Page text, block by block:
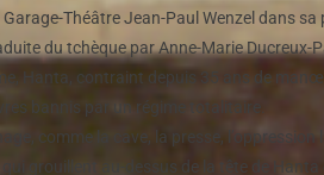
Théâtre Jean-Paul Wenzel dans
du tchèque par Anne-Marie Ducreux-
Hanta, contraint depuis 35 ans de
bannis par un régime totalitaire.
comme la cave, la presse, l’oppression
grouillent au-dessus de la tête de